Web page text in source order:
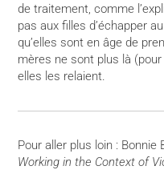
de traitement, comme
pas aux filles d’échapper
qu’elles sont en âge de
mères ne sont plus là
elles les relaient.
Pour aller plus loin : Bonnie
Working in the Context of